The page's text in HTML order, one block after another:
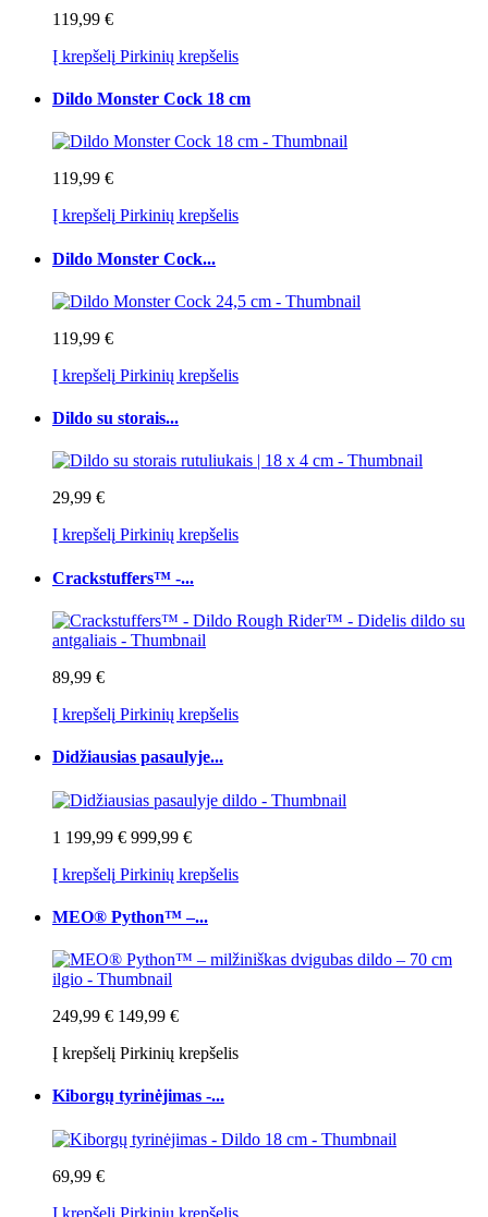
119,99 €
Į krepšelį Pirkinių krepšelis
Dildo Monster Cock 18 cm
119,99 €
Į krepšelį Pirkinių krepšelis
Dildo Monster Cock...
119,99 €
Į krepšelį Pirkinių krepšelis
Dildo su storais...
29,99 €
Į krepšelį Pirkinių krepšelis
Crackstuffers™ -...
89,99 €
Į krepšelį Pirkinių krepšelis
Didžiausias pasaulyje...
1 199,99 € 999,99 €
Į krepšelį Pirkinių krepšelis
MEO® Python™ –...
249,99 € 149,99 €
Į krepšelį Pirkinių krepšelis
Kiborgų tyrinėjimas -...
69,99 €
Į krepšelį Pirkinių krepšelis